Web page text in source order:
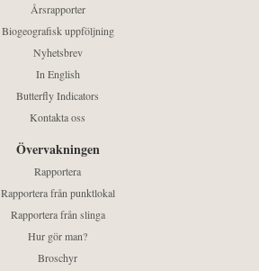
Årsrapporter
Biogeografisk uppföljning
Nyhetsbrev
In English
Butterfly Indicators
Kontakta oss
Övervakningen
Rapportera
Rapportera från punktlokal
Rapportera från slinga
Hur gör man?
Broschyr